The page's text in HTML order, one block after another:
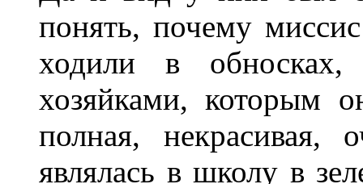
понять, почему
ходили в обносках,
хозяйками, которым
полная, некрасивая,
являлась в школу в